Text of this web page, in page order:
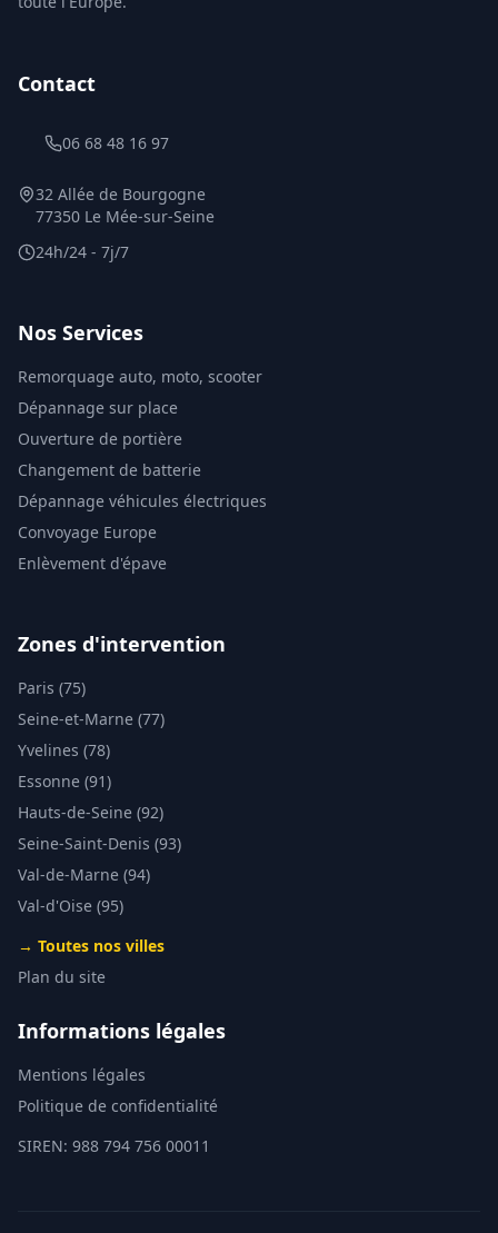
Contact
06 68 48 16 97
32 Allée de Bourgogne
77350 Le Mée-sur-Seine
24h/24 - 7j/7
Nos Services
Remorquage auto, moto, scooter
Dépannage sur place
Ouverture de portière
Changement de batterie
Dépannage véhicules électriques
Convoyage Europe
Enlèvement d'épave
Zones d'intervention
Paris (75)
Seine-et-Marne (77)
Yvelines (78)
Essonne (91)
Hauts-de-Seine (92)
Seine-Saint-Denis (93)
Val-de-Marne (94)
Val-d'Oise (95)
→ Toutes nos villes
Plan du site
Informations légales
Mentions légales
Politique de confidentialité
SIREN: 988 794 756 00011